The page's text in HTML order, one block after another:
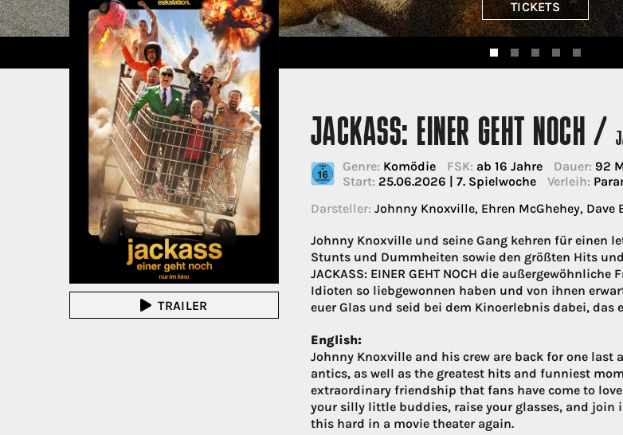
TICKETS
TRAILER
JACKASS: EINER GEHT NOCH /
Genre: Komödie FSK: ab 16 Jahre Dauer: 92
Start: 25.06.2026 | 7. Spielwoche Verleih:
Darsteller: Johnny Knoxville, Ehren McGhehey, Dave
Johnny Knoxville und seine Gang kehren für einen
Stunts und Dummheiten sowie den größten Hits
JACKASS: EINER GEHT NOCH die
Idioten so liebgewonnen haben und von ihnen
euer Glas und seid bei dem Kinoerlebnis dabei,
English:
Johnny Knoxville and his crew are back for one
antics, as well as the greatest hits and funniest
extraordinary friendship that fans have come to
your silly little buddies, raise your glasses, and join
this hard in a movie theater again.